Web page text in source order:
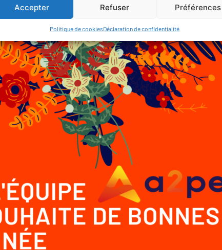
Accepter Refuser Préférences
Politique de cookiesDéclaration de confidentialité